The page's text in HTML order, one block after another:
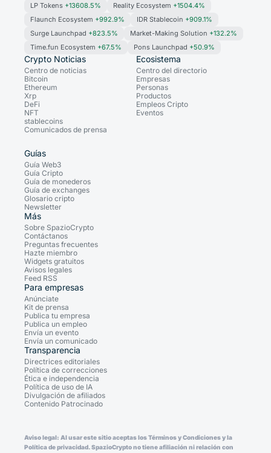
LP Tokens +13608.5% Reality Ecosystem +1504.4%
Flaunch Ecosystem +992.9% IDR Stablecoin +909.1%
Surge Launchpad +823.5% Market-Making Solution +132.2%
Time.fun Ecosystem +67.5% Pons Launchpad +50.9%
Crypto Noticias
Centro de noticias
Bitcoin
Ethereum
Xrp
DeFi
NFT
stablecoins
Comunicados de prensa
Ecosistema
Centro del directorio
Empresas
Personas
Productos
Empleos Cripto
Eventos
Guías
Guía Web3
Guía Cripto
Guía de monederos
Guía de exchanges
Glosario cripto
Newsletter
Más
Sobre SpazioCrypto
Contáctanos
Preguntas frecuentes
Hazte miembro
Widgets gratuitos
Avisos legales
Feed RSS
Para empresas
Anúnciate
Kit de prensa
Publica tu empresa
Publica un empleo
Envía un evento
Envía un comunicado
Transparencia
Directrices editoriales
Política de correcciones
Ética e independencia
Política de uso de IA
Divulgación de afiliados
Contenido Patrocinado
Aviso legal: Al usar este sitio aceptas los Términos y Condiciones y la
Política de privacidad. SpazioCrypto no tiene afiliación ni relación con